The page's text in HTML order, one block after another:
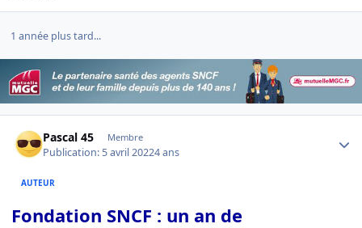
1 année plus tard...
Pascal 45 Membre
Publication: 5 avril 20224 ans
AUTEUR
Fondation SNCF : un an de